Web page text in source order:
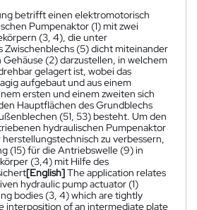
betrifft einen elektromotorisch
Pumpenaktor (1) mit zwei
(3, 4), die unter
Zwischenblechs (5) dicht miteinander
(2) darzustellen, in welchem
gelagert ist, wobei das
aufgebaut und aus einem
ersten und einem zweiten sich
Hauptflächen des Grundblechs
(51, 53) besteht. Um den
hydraulischen Pumpenaktor
zu verbessern,
(15) für die Antriebswelle (9) in
(3,4) mit Hilfe des
[English]The application relates
hydraulic pump actuator (1)
bodies (3, 4) which are tightly
interposition of an intermediate plate